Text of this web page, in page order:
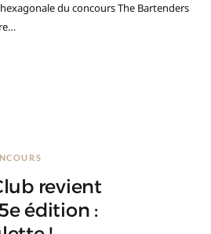
du concours The Bartenders
revient
édition :